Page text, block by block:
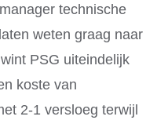
technische
weten graag naar
PSG uiteindelijk
koste van
2-1 versloeg terwijl